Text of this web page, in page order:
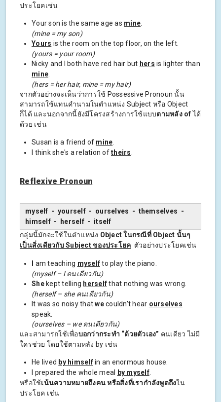
ประโยคเช่น
Your son is the same age as mine.
(mine =my son)
Yours is the room on the top floor, on the left.
(yours = your room)
Nicky and I both have red hair but hers is lighter than
mine.
(hers = her hair, mine = my hair)
จากตัวอย่างจะเห็นว่าการใช้ Possessive Pronoun นั้น
สามารถใช้แทนคำนามในตำแหน่ง Subject หรือ Object
ก็ได้ และนอกจากนี้ยังมีโครงสร้างการใช้แบบตามหลัง ofได้
ด้วย เช่น
Susan is a friend of mine.
I think she's a relation oftheirs.
Reflexive Pronoun
myself - yourself - ourselves - themselves -
himself - herself - itself
กลุ่มนี้มักจะใช้ในตำแหน่ง Object ในกรณีที่ Object นั้นๆ
เป็นสิ่งเดียวกับ Subject ของประโยค ตัวอย่างประโยคเช่น
am teaching myselfto play the piano.
(myself– I คนเดียวกัน)
Shekept telling herselfthat nothing was wrong.
(herself – she คนเดียวกัน)
It was so noisy thatwecouldn't hear ourselves
speak.
(ourselves – we คนเดียวกัน)
และสามารถใช้เพื่อบอกว่ากระทำ “ด้วยตัวเอง” คนเดียว ไม่มี
ใครช่วย โดยใช้ตามหลัง by เช่น
He lived by himselfin an enormous house.
I prepared the whole meal
by myself.
หรือใช้เน้นความหมายถึงคน หรือสิ่งที่เรากำลังพูดถึงใน
ประโยค เช่น